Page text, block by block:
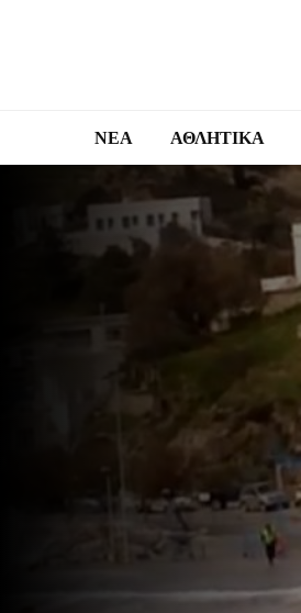
ΝΕΑ ΑΘΛΗΤΙΚΑ